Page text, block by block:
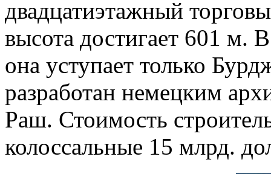
двадцатиэтажный
высота достигает 601 м.
она уступает только
разработан немецким
Раш. Стоимость
колоссальные 15 млрд.